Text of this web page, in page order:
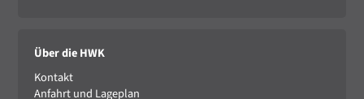
Über die HWK
Kontakt
Anfahrt und Lageplan